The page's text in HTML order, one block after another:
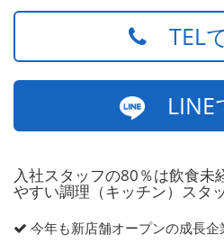
TEL
LINE
入社スタッフの80％は飲食未
やすい調理（キッチン）スタ
今年も新店舗オープンの成長企